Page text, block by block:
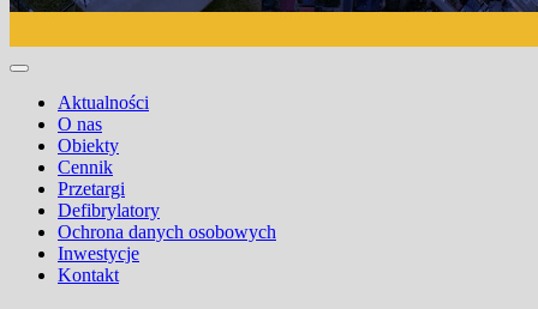
Aktualności
O nas
Obiekty
Cennik
Przetargi
Defibrylatory
Ochrona danych osobowych
Inwestycje
Kontakt